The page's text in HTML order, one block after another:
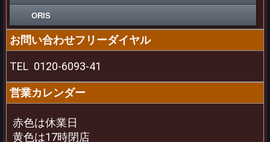
ORIS
お問い合わせフリーダイヤル
TEL 0120-6093-41
営業カレンダー
赤色は休業日
黄色は17時閉店